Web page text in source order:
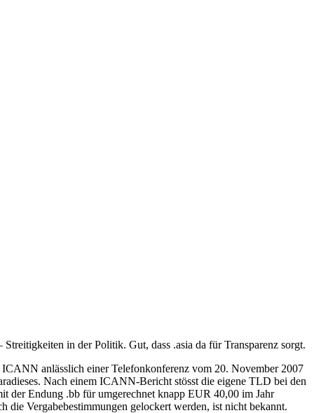
in der Politik. Gut, dass .asia da für Transparenz sorgt.
anlässlich einer Telefonkonferenz vom 20. November 2007
Nach einem ICANN-Bericht stösst die eigene TLD bei den
der Endung .bb für umgerechnet knapp EUR 40,00 im Jahr
Vergabebestimmungen gelockert werden, ist nicht bekannt.